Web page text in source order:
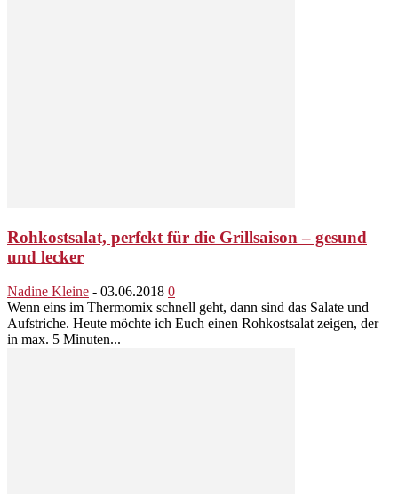
Rohkostsalat, perfekt für die Grillsaison – gesund
und lecker
Nadine Kleine - 03.06.2018 0
Wenn eins im Thermomix schnell geht, dann sind das Salate und
Aufstriche. Heute möchte ich Euch einen Rohkostsalat zeigen, der
in max. 5 Minuten...